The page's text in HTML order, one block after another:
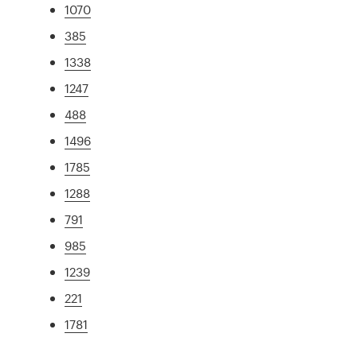
1070
385
1338
1247
488
1496
1785
1288
791
985
1239
221
1781